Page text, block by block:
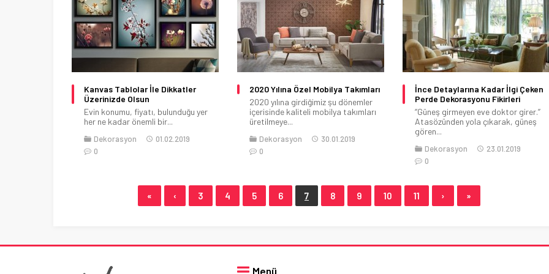
Kanvas Tablolar İle Dikkatler
Üzerinizde Olsun
Evin konumu, fiyatı, bulunduğu yer
her ne kadar önemli bir...
Dekorasyon
01.02.2019
0
2020 Yılına Özel Mobilya Takımları
2020 yılına girdiğimiz şu dönemler
içerisinde kaliteli mobilya takımları
üretilmeye...
Dekorasyon
30.01.2019
0
İnce Detaylarına Kadar İlgi Çeken
Perde Dekorasyonu Fikirleri
‘’Güneş girmeyen eve doktor girer.’’
Atasözünden yola çıkarak, güneş
gören...
Dekorasyon
23.01.2019
0
« ‹ 3 4 5 6 7 8 9 10 11 › »
Menü